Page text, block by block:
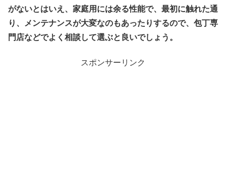
がないとはいえ、家庭用には余る性能で、最初に触れた通
り、メンテナンスが大変なのもあったりするので、包丁専
門店などでよく相談して選ぶと良いでしょう。
スポンサーリンク